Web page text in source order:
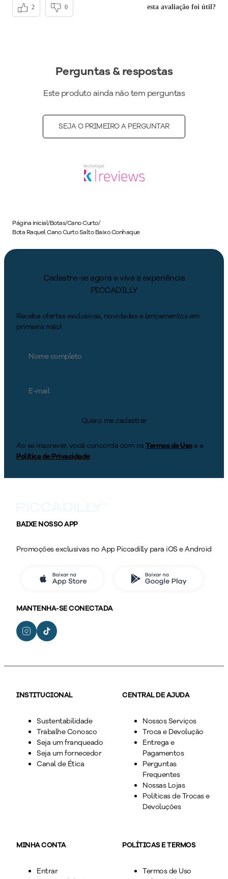
esta avaliação foi útil?
2 0
Perguntas & respostas
Este produto ainda não tem perguntas
SEJA O PRIMEIRO A PERGUNTAR
Página inicial/Botas/Cano Curto/
Bota Raquel Cano Curto Salto Baixo Conhaque
Cadastre-se agora e viva a experiência
PICCADILLY
Receba ofertas exclusivas, novidades e lançamentos em
primeira mão!
Quero me cadastrar
Ao se inscrever, você concorda com osTermos de Usoe a
Política de Privacidade.
BAIXE NOSSO APP
Promoções exclusivas no App Piccadilly para iOS e Android
MANTENHA-SE CONECTADA
INSTITUCIONAL
Sustentabilidade
Trabalhe Conosco
Seja um franqueado
Seja um fornecedor
Canal de Ética
CENTRAL DE AJUDA
Nossos Serviços
Troca e Devolução
Entrega e
Pagamentos
Perguntas
Frequentes
Nossas Lojas
Políticas de Trocas e
Devoluções
MINHA CONTA
Entrar
POLÍTICAS E TERMOS
Termos de Uso